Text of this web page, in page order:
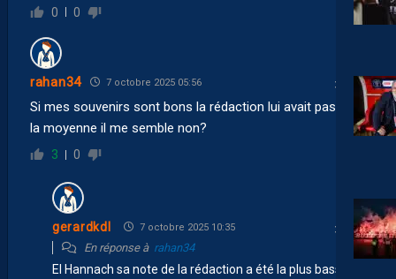
0 0
rahan34 7 octobre 2025 05:56
Si mes souvenirs sont bons la rédaction lui avait pas mis
la moyenne il me semble non?
3 0
gerardkdl 7 octobre 2025 10:35
En réponse à rahan34
El Hannach sa note de la rédaction a été la plus basse de